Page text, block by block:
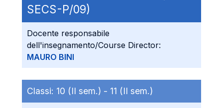
SECS-P/09)
Docente responsabile
dell'insegnamento/Course Director:
MAURO BINI
Classi: 10 (II sem.) - 11 (II sem.)